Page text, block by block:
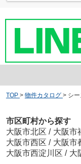
TOP > 物件カタログ > シ
市区町村から探す
大阪市北区 / 大阪市
大阪市西区 / 大阪市
大阪市西淀川区 / 大